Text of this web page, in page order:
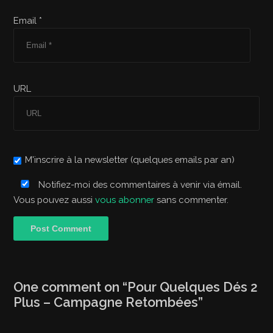
Email *
URL
M'inscrire à la newsletter (quelques emails par an)
Notifiez-moi des commentaires à venir via émail.
Vous pouvez aussivous abonner sans commenter.
One comment on “Pour Quelques Dés 2
Plus – Campagne Retombées”